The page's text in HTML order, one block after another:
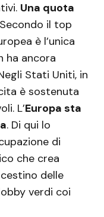
Una quota
il top
è l’unica
ha ancora
Stati Uniti, in
è sostenuta
L’Europa sta
. Di qui lo
di
che crea
delle
verdi coi